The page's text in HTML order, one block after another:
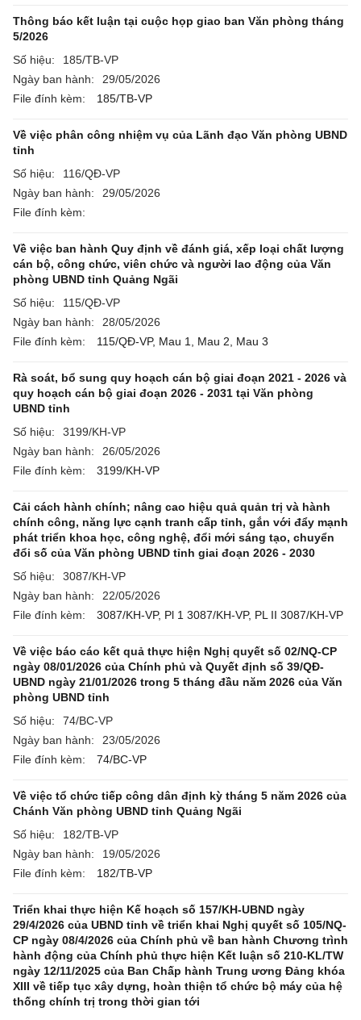
Thông báo kết luận tại cuộc họp giao ban Văn phòng tháng
5/2026
Số hiệu:
185/TB-VP
Ngày ban hành:
29/05/2026
File đính kèm:
185/TB-VP
Về việc phân công nhiệm vụ của Lãnh đạo Văn phòng UBND
tỉnh
Số hiệu:
116/QĐ-VP
Ngày ban hành:
29/05/2026
File đính kèm:
Về việc ban hành Quy định về đánh giá, xếp loại chất lượng
cán bộ, công chức, viên chức và người lao động của Văn
phòng UBND tỉnh Quảng Ngãi
Số hiệu:
115/QĐ-VP
Ngày ban hành:
28/05/2026
File đính kèm:
115/QĐ-VP, Mau 1, Mau 2, Mau 3
Rà soát, bổ sung quy hoạch cán bộ giai đoạn 2021 - 2026 và
quy hoạch cán bộ giai đoạn 2026 - 2031 tại Văn phòng
UBND tỉnh
Số hiệu:
3199/KH-VP
Ngày ban hành:
26/05/2026
File đính kèm:
3199/KH-VP
Cải cách hành chính; nâng cao hiệu quả quản trị và hành
chính công, năng lực cạnh tranh cấp tỉnh, gắn với đẩy mạnh
phát triển khoa học, công nghệ, đổi mới sáng tạo, chuyển
đổi số của Văn phòng UBND tỉnh giai đoạn 2026 - 2030
Số hiệu:
3087/KH-VP
Ngày ban hành:
22/05/2026
File đính kèm:
3087/KH-VP, Pl 1 3087/KH-VP, PL II 3087/KH-VP
Về việc báo cáo kết quả thực hiện Nghị quyết số 02/NQ-CP
ngày 08/01/2026 của Chính phủ và Quyết định số 39/QĐ-
UBND ngày 21/01/2026 trong 5 tháng đầu năm 2026 của Văn
phòng UBND tỉnh
Số hiệu:
74/BC-VP
Ngày ban hành:
23/05/2026
File đính kèm:
74/BC-VP
Về việc tổ chức tiếp công dân định kỳ tháng 5 năm 2026 của
Chánh Văn phòng UBND tỉnh Quảng Ngãi
Số hiệu:
182/TB-VP
Ngày ban hành:
19/05/2026
File đính kèm:
182/TB-VP
Triển khai thực hiện Kế hoạch số 157/KH-UBND ngày
29/4/2026 của UBND tỉnh về triển khai Nghị quyết số 105/NQ-
CP ngày 08/4/2026 của Chính phủ về ban hành Chương trình
hành động của Chính phủ thực hiện Kết luận số 210-KL/TW
ngày 12/11/2025 của Ban Chấp hành Trung ương Đảng khóa
XIII về tiếp tục xây dựng, hoàn thiện tổ chức bộ máy của hệ
thống chính trị trong thời gian tới